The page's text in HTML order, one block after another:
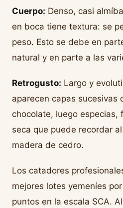
Cuerpo: Denso, casi
en boca tiene textura: se
peso. Esto se debe en
natural y en parte a las
Retrogusto: Largo y
aparecen capas sucesivas
chocolate, luego especias,
seca que puede recordar
madera de cedro.
Los catadores
mejores lotes yemeníes
puntos en la escala SCA.